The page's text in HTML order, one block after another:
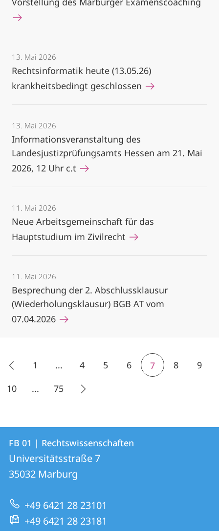
13. Mai 2026
Rechtsinformatik heute (13.05.26)
krankheitsbedingt geschlossen
13. Mai 2026
Informationsveranstaltung des
Landesjustizprüfungsamts Hessen am 21. Mai
2026, 12 Uhr c.t
11. Mai 2026
Neue Arbeitsgemeinschaft für das
Hauptstudium im Zivilrecht
11. Mai 2026
Besprechung der 2. Abschlussklausur
(Wiederholungsklausur) BGB AT vom
07.04.2026
1 ... 4 5 6 7 8
9
10
... 75
Kontakt
und
Informationen
zur
Website
Kontaktinformationen
FB
01
|
Rechtswissenschaften
FB 01 | Rechtswissenschaften
Universitätsstraße 7
35032 Marburg
+49 6421 28 23101
+49 6421 28 23181